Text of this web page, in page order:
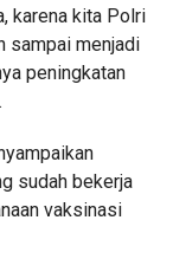
karena kita Polri
sampai menjadi
peningkatan
sudah bekerja
vaksinasi